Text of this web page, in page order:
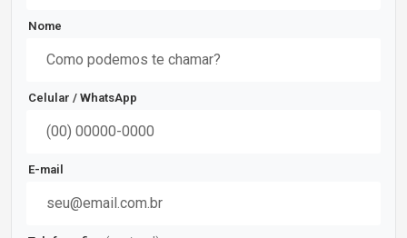
Nome
Celular / WhatsApp
E-mail